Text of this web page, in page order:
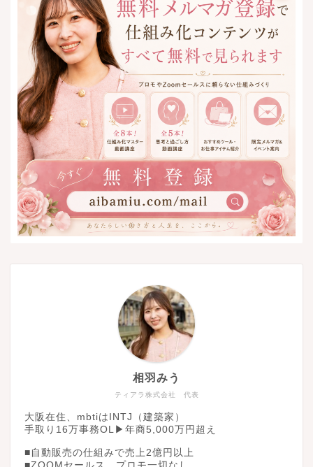
ティアラ株式会社 代表
相羽みう
大阪在住、mbtiはINTJ（建築家）
手取り16万事務OL▶︎年商5,000万円超え
■自動販売の仕組みで売上2億円以上